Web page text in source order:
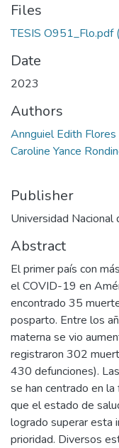
Files
TESIS O951_Flo.pdf
Date
2023
Authors
Annguiel Edith Flores
Caroline Yance
Publisher
Universidad Nacional
Abstract
El primer país con
el COVID-19 en
encontrado 35
posparto. Entre los
materna se vio
registraron 302
430 defunciones).
se han centrado en
que el estado de
logrado superar esta
prioridad. Diversos